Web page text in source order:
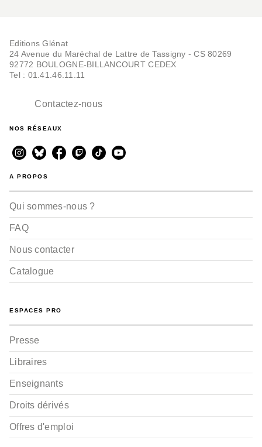
Editions Glénat
24 Avenue du Maréchal de Lattre de Tassigny - CS 80269
92772 BOULOGNE-BILLANCOURT CEDEX
Tel : 01.41.46.11.11
Contactez-nous
NOS RÉSEAUX
A PROPOS
Qui sommes-nous ?
FAQ
Nous contacter
Catalogue
ESPACES PRO
Presse
Libraires
Enseignants
Droits dérivés
Offres d'emploi